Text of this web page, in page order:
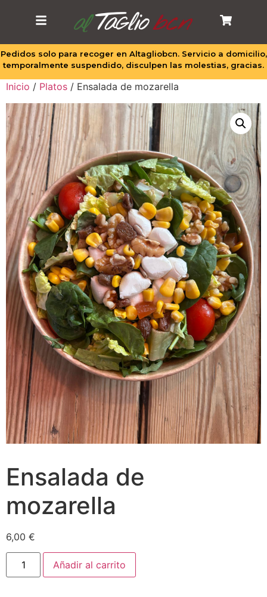
Pedidos solo para recoger en Altagliobcn. Servicio a domicilio,
temporalmente suspendido, disculpen las molestias, gracias.
Inicio / Platos / Ensalada de mozarella
Ensalada de
mozarella
6,00 €
Añadir al carrito